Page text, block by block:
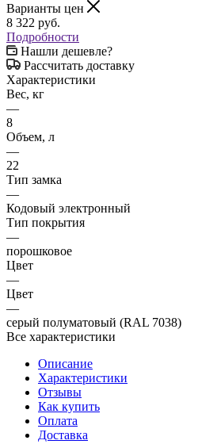
Варианты цен
8 322 руб.
Подробности
Нашли дешевле?
Рассчитать доставку
Характеристики
Вес, кг
—
8
Объем, л
—
22
Тип замка
—
Кодовый электронный
Тип покрытия
—
порошковое
Цвет
—
Цвет
—
серый полуматовый (RAL 7038)
Все характеристики
Описание
Характеристики
Отзывы
Как купить
Оплата
Доставка